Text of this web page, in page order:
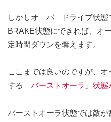
しかしオーバードライブ状
BRAKE状態にできれば、オ
定時間ダウンを奪えます。
ここまでは良いのですが、
する
「バーストオーラ」状態
バーストオーラ状態では敵